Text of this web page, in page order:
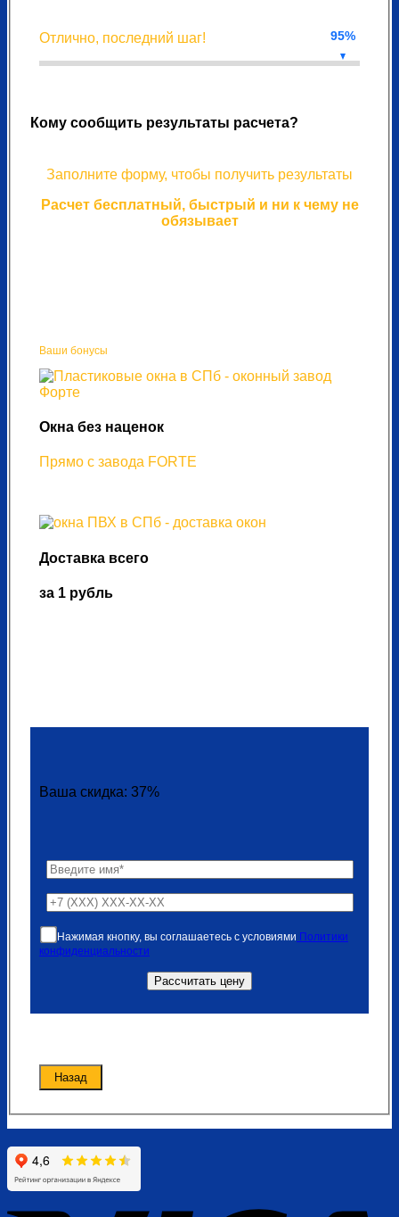
Отлично, последний шаг! 95%
Кому сообщить результаты расчета?
Заполните форму, чтобы получить результаты
Расчет бесплатный, быстрый и ни к чему не
обязывает
Ваши бонусы
Окна без наценок
Прямо с завода FORTE
Доставка всего
за 1 рубль
Ваша скидка: 37%
Нажимая кнопку, вы соглашаетесь с условиями Политики
конфиденциальности
Назад